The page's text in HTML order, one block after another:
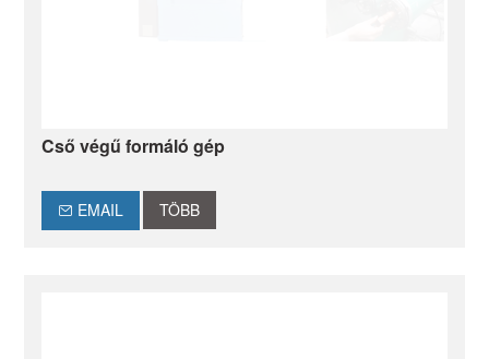
Cső végű formáló gép
EMAIL TÖBB